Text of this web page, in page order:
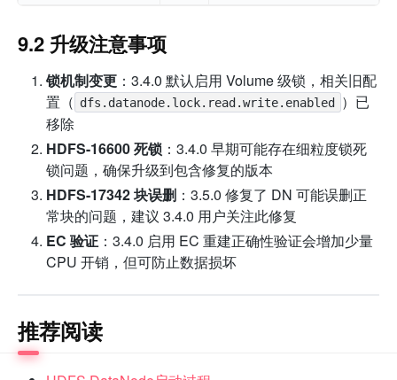
9.2 升级注意事项
锁机制变更 ：3.4.0 默认启用 Volume 级锁，相关旧配
置（ dfs.datanode.lock.read.write.enabled
）已
移除
HDFS-16600 死锁 ：3.4.0 早期可能存在细粒度锁死
锁问题，确保升级到包含修复的版本
HDFS-17342 块误删 ：3.5.0 修复了 DN 可能误删正
常块的问题，建议 3.4.0 用户关注此修复
EC 验证 ：3.4.0 启用 EC 重建正确性验证会增加少量
CPU 开销，但可防止数据损坏
推荐阅读